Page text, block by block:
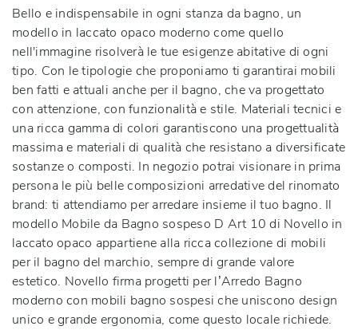
Bello e indispensabile in ogni stanza da bagno, un
modello in laccato opaco moderno come quello
nell'immagine risolverà le tue esigenze abitative di ogni
tipo. Con le tipologie che proponiamo ti garantirai mobili
ben fatti e attuali anche per il bagno, che va progettato
con attenzione, con funzionalità e stile. Materiali tecnici e
una ricca gamma di colori garantiscono una progettualità
massima e materiali di qualità che resistano a diversificate
sostanze o composti. In negozio potrai visionare in prima
persona le più belle composizioni arredative del rinomato
brand: ti attendiamo per arredare insieme il tuo bagno. Il
modello Mobile da Bagno sospeso D Art 10 di Novello in
laccato opaco appartiene alla ricca collezione di mobili
per il bagno del marchio, sempre di grande valore
estetico. Novello firma progetti per l’Arredo Bagno
moderno con mobili bagno sospesi che uniscono design
unico e grande ergonomia, come questo locale richiede.